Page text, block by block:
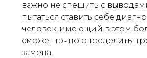
важно не спешить с
пытаться ставить себе
человек, имеющий в этом
сможет точно определить,
замена.